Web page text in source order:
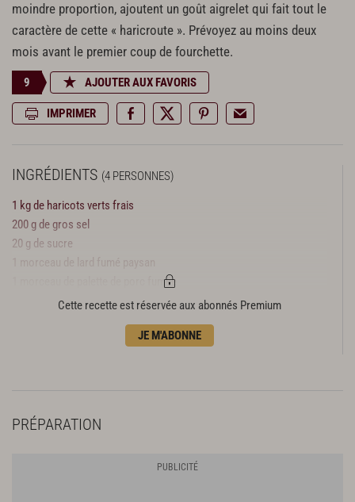
moindre proportion, ajoutent un goût aigrelet qui fait tout le
caractère de cette « haricroute ». Prévoyez au moins deux
mois avant le premier coup de fourchette.
9 AJOUTER AUX FAVORIS
IMPRIMER
INGRÉDIENTS (4 PERSONNES)
1 kg de haricots verts frais
200 g de gros sel
20 g de sucre
1 morceau de lard fumé paysan
1 morceau de palette de porc fumée
4 saucisses type Toulouse ou Morteau, dont la viande est hachée
Cette recette est réservée aux abonnés Premium
JE M'ABONNE
PRÉPARATION